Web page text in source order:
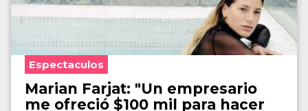
Espectaculos
Marian Farjat: "Un empresario
me ofreció $100 mil para hacer